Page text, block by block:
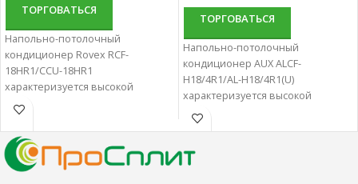
ТОРГОВАТЬСЯ
Напольно-потолочный
кондиционер Rovex RCF-
18HR1/CCU-18HR1
характеризуется высокой
надежностью и отличной
производительностью.
Напольно-потолочные сплит-
системы наиболее удачный
вариант для создания
ТОРГОВАТЬСЯ
Напольно-потолочный
кондиционер AUX ALCF-
H18/4R1/AL-H18/4R1(U)
характеризуется высокой
надежностью и отличной
производительностью.